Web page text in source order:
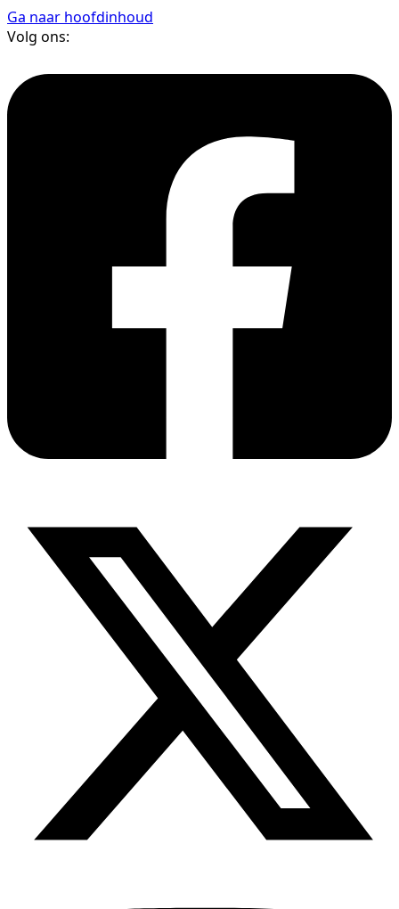
Ga naar hoofdinhoud
Volg ons: